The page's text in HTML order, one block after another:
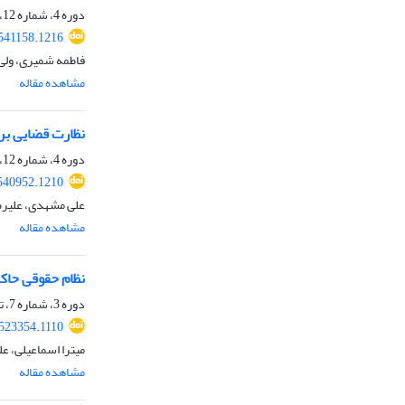
دوره 4، شماره 12، پاییز 1401، صفحه
فاطمه شمیری،
مشاهده مقاله
نظارت قضایی
دوره 4، شماره 12، پاییز 1401، صفحه
علی مشهدی،
مشاهده مقاله
نظام حقوقی
دوره 3، شماره 7، تابستان 1400، صفحه
میترا اسماعیلی،
مشاهده مقاله